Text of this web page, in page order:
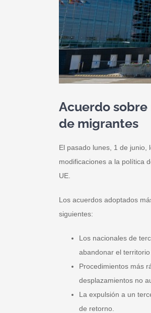
Acuerdo sobre
de migrantes
El pasado lunes, 1 de junio,
modificaciones a la política
UE.
Los acuerdos adoptados
siguientes:
Los nacionales de
abandonar el territorio
Procedimientos más
desplazamientos no
La expulsión a un
de retorno.